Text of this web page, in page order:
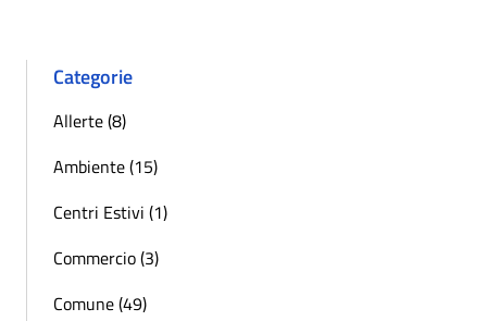
Categorie
Allerte (8)
Ambiente (15)
Centri Estivi (1)
Commercio (3)
Comune (49)